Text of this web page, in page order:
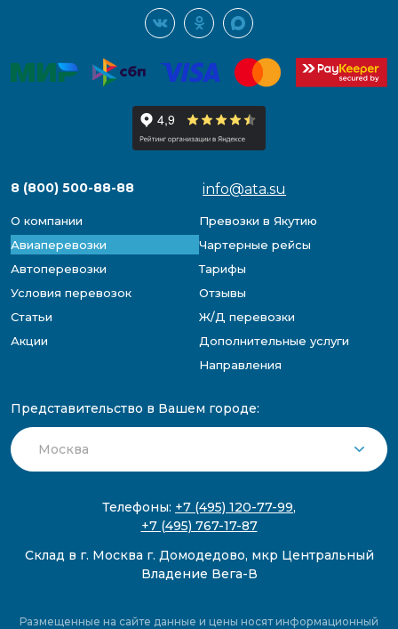
8 (800) 500-88-88 info@ata.su
О компании
Превозки в Якутию
Авиаперевозки
Чартерные рейсы
Автоперевозки
Тарифы
Условия перевозок
Отзывы
Статьи
Ж/Д перевозки
Акции
Дополнительные услуги
Направления
Представительство в Вашем городе:
Телефоны: +7 (495) 120-77-99,
+7 (495) 767-17-87
Склад в г. Москва г. Домодедово, мкр Центральный
Владение Вега-В
Размещенные на сайте данные и цены носят информационный